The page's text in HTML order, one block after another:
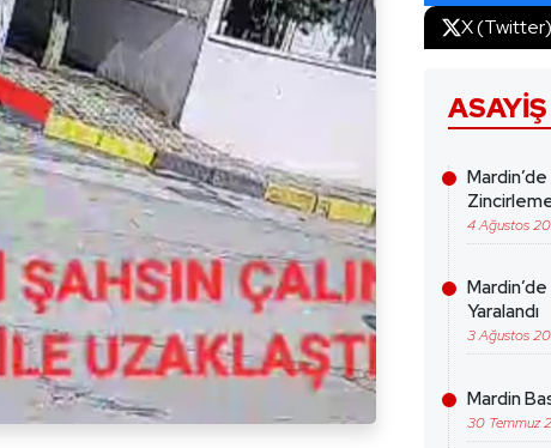
X (Twitter)
ASAYIŞ
4 Ağustos
Yaralandı
3 Ağustos
Mardin
30 Temmuz